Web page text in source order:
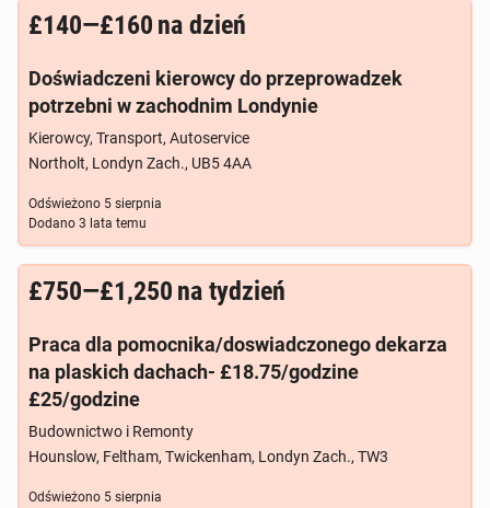
£140—£160 na dzień
Doświadczeni kierowcy do przeprowadzek
potrzebni w zachodnim Londynie
Kierowcy, Transport, Autoservice
Northolt, Londyn Zach., UB5 4AA
Odświeżono 5 sierpnia
Dodano 3 lata temu
£750—£1,250 na tydzień
Praca dla pomocnika/doswiadczonego dekarza
na plaskich dachach- £18.75/godzine
£25/godzine
Budownictwo i Remonty
Hounslow, Feltham, Twickenham, Londyn Zach., TW3
Odświeżono 5 sierpnia